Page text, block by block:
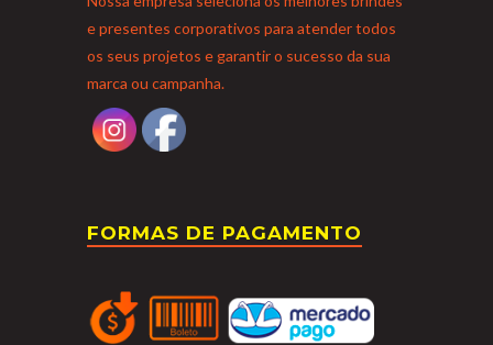
e presentes corporativos para atender todos
os seus projetos e garantir o sucesso da sua
marca ou campanha.
FORMAS DE PAGAMENTO